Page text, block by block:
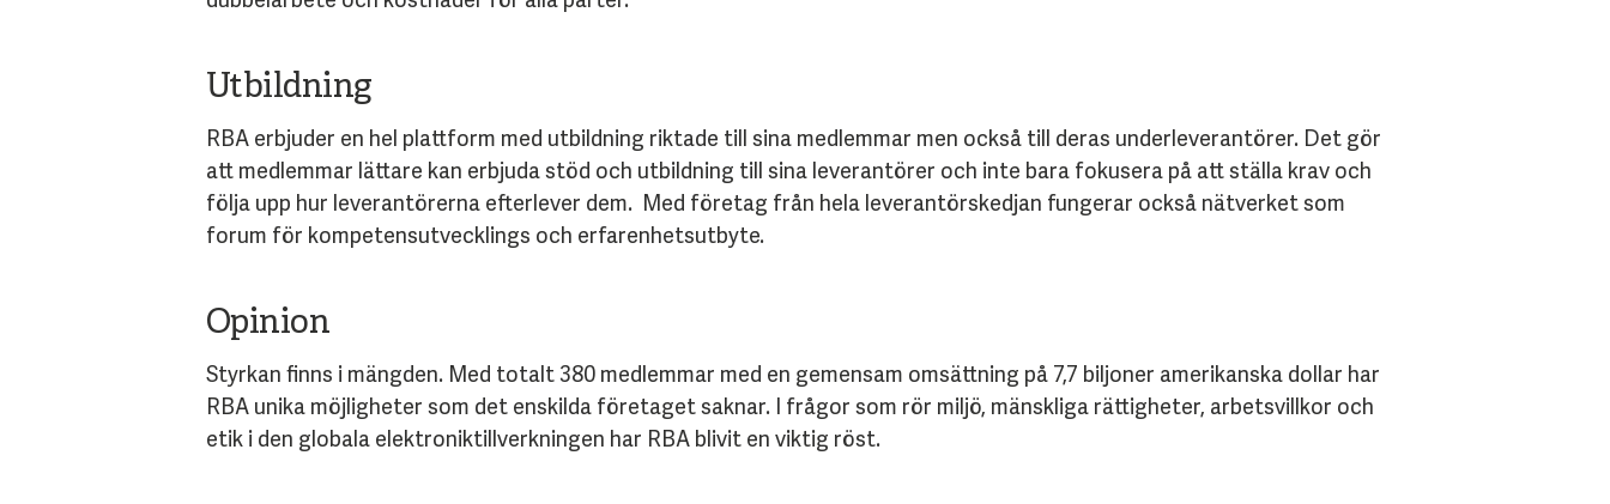
Utbildning
RBA erbjuder en hel plattform med utbildning riktade till sina medlemmar men också till deras underleverantörer. Det gör
att medlemmar lättare kan erbjuda stöd och utbildning till sina leverantörer och inte bara fokusera på att ställa krav och
följa upp hur leverantörerna efterlever dem. Med företag från hela leverantörskedjan fungerar också nätverket som
forum för kompetensutvecklings och erfarenhetsutbyte.
Opinion
Styrkan finns i mängden. Med totalt 380 medlemmar med en gemensam omsättning på 7,7 biljoner amerikanska dollar har
RBA unika möjligheter som det enskilda företaget saknar. I frågor som rör miljö, mänskliga rättigheter, arbetsvillkor och
etik i den globala elektroniktillverkningen har RBA blivit en viktig röst.